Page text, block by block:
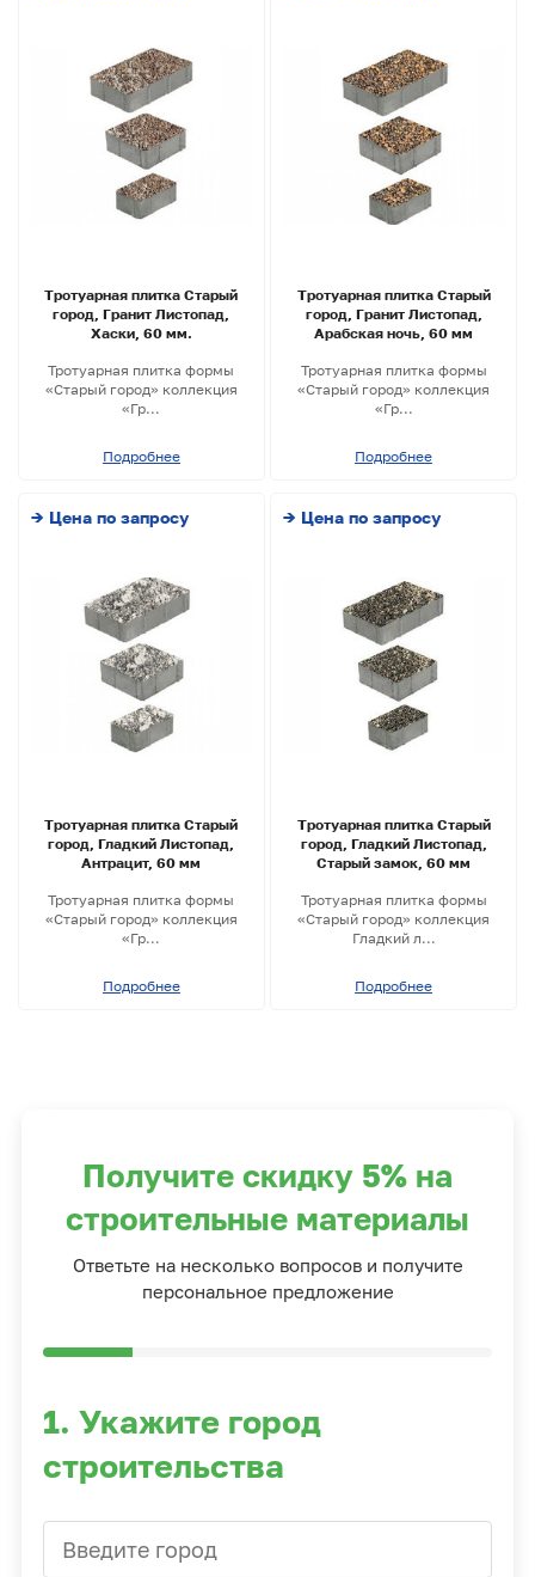
Тротуарная плитка Старый
город, Гранит Листопад,
Хаски, 60 мм.
Тротуарная плитка формы
«Старый город» коллекция
«Гр...
Подробнее
Тротуарная плитка Старый
город, Гранит Листопад,
Арабская ночь, 60 мм
Тротуарная плитка формы
«Старый город» коллекция
«Гр...
Подробнее
→ Цена по запросу
Тротуарная плитка Старый
город, Гладкий Листопад,
Антрацит, 60 мм
Тротуарная плитка формы
«Старый город» коллекция
«Гр...
Подробнее
→ Цена по запросу
Тротуарная плитка Старый
город, Гладкий Листопад,
Старый замок, 60 мм
Тротуарная плитка формы
«Старый город» коллекция
Гладкий л...
Подробнее
Получите скидку 5% на
строительные материалы
Ответьте на несколько вопросов и получите
персональное предложение
1. Укажите город
строительства